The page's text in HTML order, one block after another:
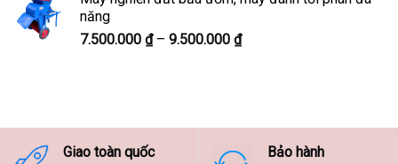
7.500.000 ₫
9.500.000 ₫
năng
7.500.000 ₫ – 9.500.000 ₫Khoảng
9.500.000 ₫
Giao toàn quốc Bảo hành